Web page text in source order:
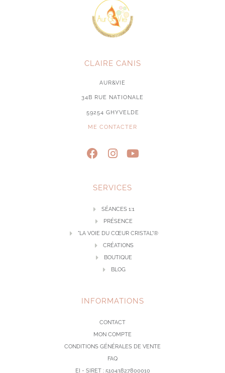
CLAIRE CANIS
AUR&VIE
34B RUE NATIONALE
59254 GHYVELDE
ME CONTACTER
SERVICES
SÉANCES 1:1
PRÉSENCE
"LA VOIE DU CŒUR CRISTAL"®
CRÉATIONS
BOUTIQUE
BLOG
INFORMATIONS
CONTACT
MON COMPTE
CONDITIONS GÉNÉRALES DE VENTE
FAQ
EI - SIRET : 51043827800010